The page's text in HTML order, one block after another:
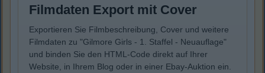
Filmdaten Export mit Cover
Exportieren Sie Filmbeschreibung, Cover und weitere
Filmdaten zu "Gilmore Girls - 1. Staffel - Neuauflage"
und binden Sie den HTML-Code direkt auf Ihrer
Website, in Ihrem Blog oder in einer Ebay-Auktion ein.